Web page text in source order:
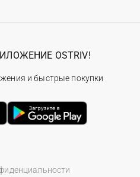
OSTRIV!
и быстрые покупки